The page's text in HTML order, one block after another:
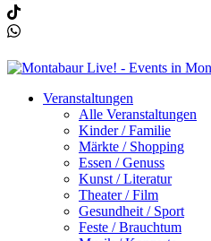
Veranstaltungen
Alle Veranstaltungen
Kinder / Familie
Märkte / Shopping
Essen / Genuss
Kunst / Literatur
Theater / Film
Gesundheit / Sport
Feste / Brauchtum